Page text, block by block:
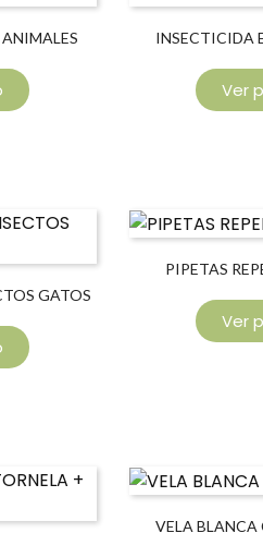
INSECTICIDA
Ver
GATOS
PIPETAS
Ver
VELA BLANCA